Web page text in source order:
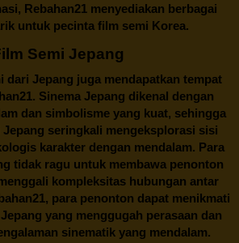
Rebahan21 menyediakan berbagai
untuk pecinta film semi Korea.
Semi Jepang
dari Jepang juga mendapatkan tempat
Sinema Jepang dikenal dengan
dan simbolisme yang kuat, sehingga
seringkali mengeksplorasi sisi
karakter dengan mendalam. Para
tidak ragu untuk membawa penonton
kompleksitas hubungan antar
, para penonton dapat menikmati
yang menggugah perasaan dan
sinematik yang mendalam.